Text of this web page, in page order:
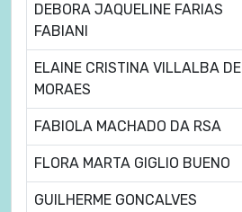
DEBORA JAQUELINE FARIAS
FABIANI
ELAINE CRISTINA VILLALBA DE
MORAES
FABIOLA MACHADO DA RSA
FLORA MARTA GIGLIO BUENO
GUILHERME GONCALVES